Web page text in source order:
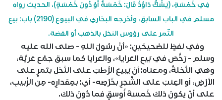
فِي خَمْسَةِ، (يَشُكُّ دَاوُدُ قَالَ: خَمْسَةٌ أَوْ دُونَ خَمْسَةٍ)، الحديث رواه
مسلم في الباب السابق، وأخرجه البخاري في البيوع (2190) باب: بيع
الثّمر على رؤوس النخل بالذهب أو الفضة.
وفي لفظٍ للصَّحيحَينِ: «أنَّ رسُولَ اللهِ - صلى الله عليه
وسلم - رَخَّصَ في بَيعِ العَرايا»، والعَرايا كما سبق جمْع عَريَّة،
وهي النَّخلةُ، ومعناه: أنْ يَبيعَ الرُّطبَ على النَّخلِ بتَمرٍ على
الأرْضِ، أو العِنبَ على الشَّجرِ بخَرْصِه- أي: بمِقدارِه- مِن الزَّبيبِ،
على أنْ يكونَ ذلك خَمسةَ أَوسقٍ فما دُونَ ذلك.